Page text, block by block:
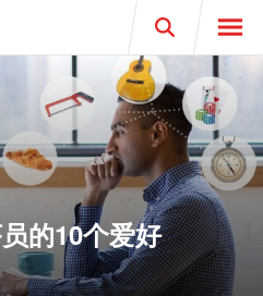
Search
的10个爱好